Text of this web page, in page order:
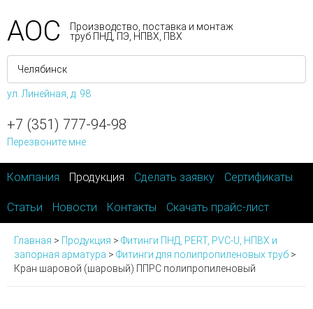
АОС
Производство, поставка и монтаж
труб ПНД, ПЭ, НПВХ, ПВХ
ул. Линейная, д. 98
+7 (351) 777-94-98
Перезвоните мне
Компания Продукция Сделать заявку Сертификаты
Статьи Новости Контакты Скачать прайс-лист
Главная > Продукция > Фитинги ПНД, PERT, PVC-U, НПВХ и
запорная арматура > Фитинги для полипропиленовых труб >
Кран шаровой (шаровый) ППРС полипропиленовый